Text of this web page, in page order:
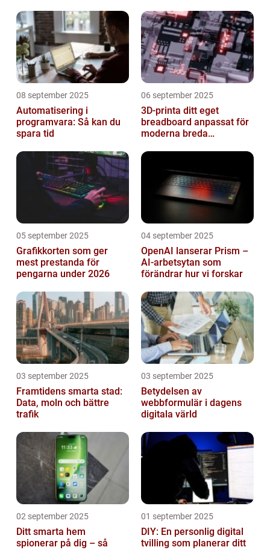
08 september 2025
Automatisering i
programvara: Så kan du
spara tid
06 september 2025
3D-printa ditt eget
breadboard anpassat för
moderna breda
05 september 2025
Grafikkorten som ger
mest prestanda för
pengarna under 2026
04 september 2025
OpenAI lanserar Prism –
AI-arbetsytan som
förändrar hur vi forskar
03 september 2025
Framtidens smarta stad:
Data, moln och bättre
trafik
03 september 2025
Betydelsen av
webbformulär i dagens
digitala värld
02 september 2025
Ditt smarta hem
spionerar på dig – så
01 september 2025
DIY: En personlig digital
tvilling som planerar ditt